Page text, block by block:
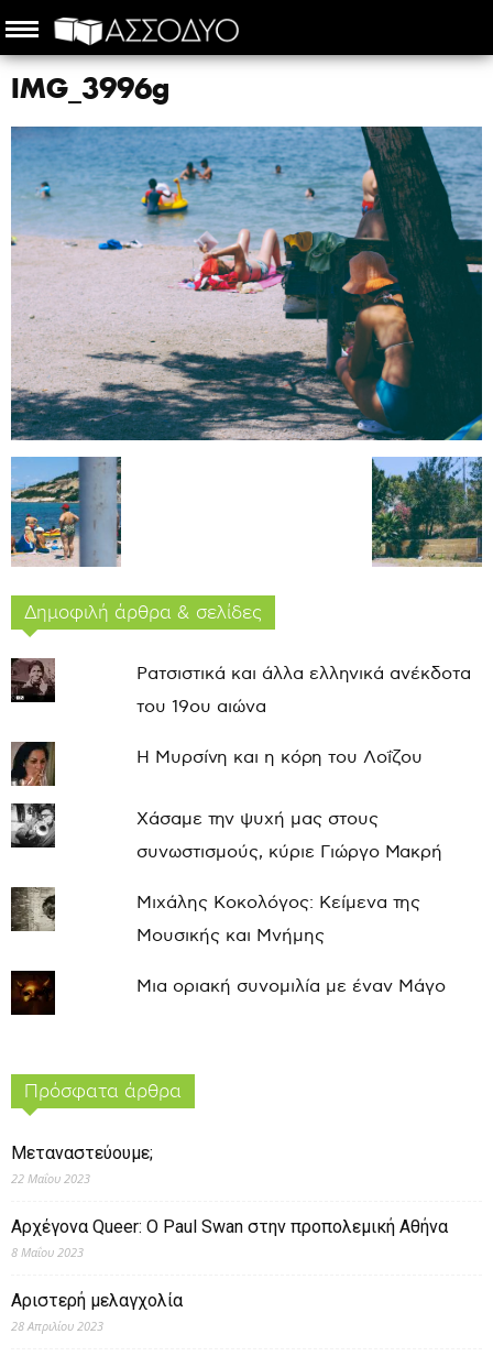
IMG_3996g
Δημοφιλή άρθρα & σελίδες
Ρατσιστικά και άλλα ελληνικά ανέκδοτα
του 19ου αιώνα
Η Μυρσίνη και η κόρη του Λοΐζου
Χάσαμε την ψυχή μας στους
συνωστισμούς, κύριε Γιώργο Μακρή
Μιχάλης Κοκολόγος: Κείμενα της
Μουσικής και Μνήμης
Μια οριακή συνομιλία με έναν Μάγο
Πρόσφατα άρθρα
Μεταναστεύουμε;
22 Μαΐου 2023
Αρχέγονα Queer: O Paul Swan στην προπολεμική Αθήνα
8 Μαΐου 2023
Αριστερή μελαγχολία
28 Απριλίου 2023